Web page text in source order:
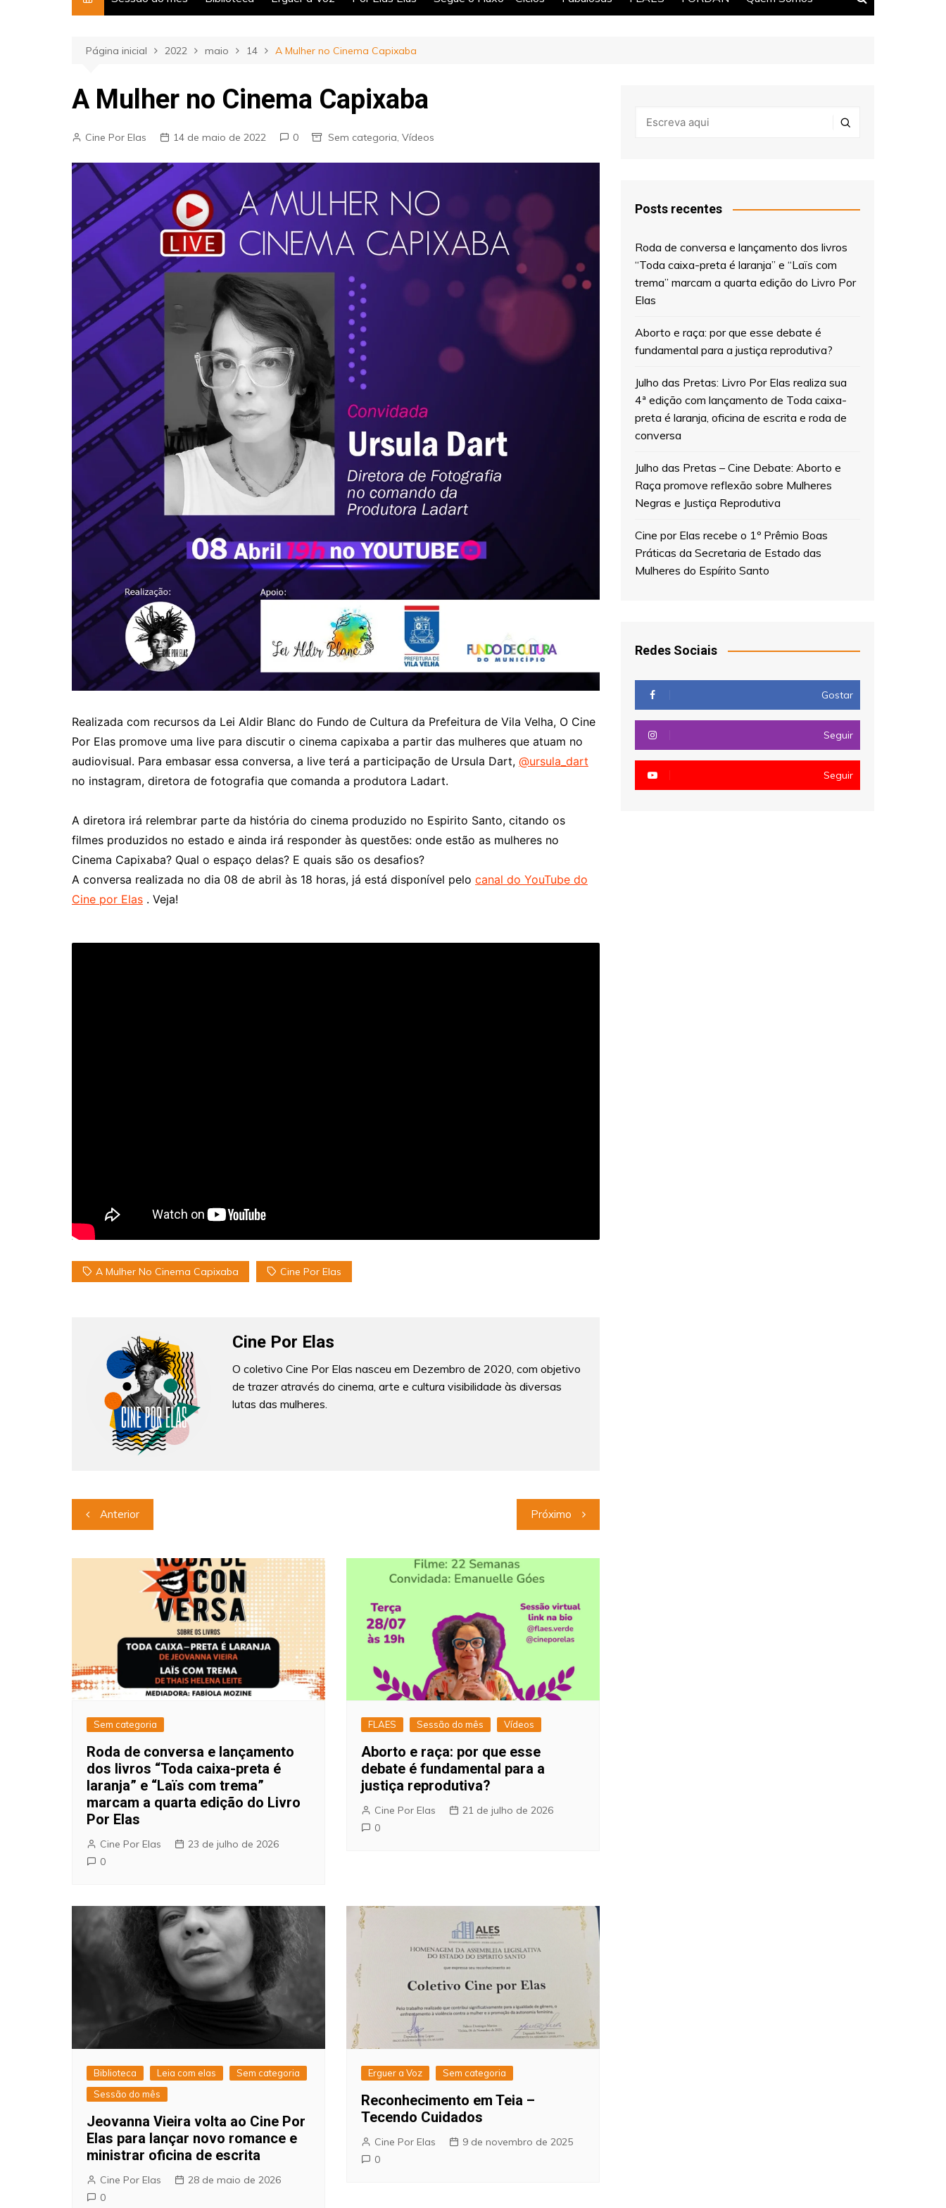
Página inicial 2022 maio 14 A Mulher no Cinema Capixaba
A Mulher no Cinema Capixaba
Cine Por Elas 14 de maio de 2022 0 Sem categoria, Vídeos
Realizada com recursos da Lei Aldir Blanc do Fundo de Cultura da Prefeitura de Vila Velha, O Cine
Por Elas promove uma live para discutir o cinema capixaba a partir das mulheres que atuam no
audiovisual. Para embasar essa conversa, a live terá a participação de Ursula Dart, @ursula_dart
no instagram, diretora de fotografia que comanda a produtora Ladart.
A diretora irá relembrar parte da história do cinema produzido no Espirito Santo, citando os
filmes produzidos no estado e ainda irá responder às questões: onde estão as mulheres no
Cinema Capixaba? Qual o espaço delas? E quais são os desafios?
A conversa realizada no dia 08 de abril às 18 horas, já está disponível pelo canal do YouTube do
Cine por Elas . Veja!
A Mulher No Cinema Capixaba Cine Por Elas
Cine Por Elas
O coletivo Cine Por Elas nasceu em Dezembro de 2020, com objetivo
de trazer através do cinema, arte e cultura visibilidade às diversas
lutas das mulheres.
Navegação
de
Post
Anterior Próximo
Sem categoria
Roda de conversa e lançamento
dos livros “Toda caixa-preta é
laranja” e “Laïs com trema”
marcam a quarta edição do Livro
Por Elas
Cine Por Elas
23 de julho de 2026
0
FLAES Sessão do mês Vídeos
Aborto e raça: por que esse
debate é fundamental para a
justiça reprodutiva?
Cine Por Elas
21 de julho de 2026
0
Biblioteca Leia com elas
Sem categoria
Sessão do mês
Jeovanna Vieira volta ao Cine Por
Elas para lançar novo romance e
ministrar oficina de escrita
Cine Por Elas
28 de maio de 2026
0
Erguer a Voz Sem categoria
Reconhecimento em Teia –
Tecendo Cuidados
Cine Por Elas
9 de novembro de 2025
0
Posts recentes
Roda de conversa e lançamento dos livros
“Toda caixa-preta é laranja” e “Laïs com
trema” marcam a quarta edição do Livro Por
Elas
Aborto e raça: por que esse debate é
fundamental para a justiça reprodutiva?
Julho das Pretas: Livro Por Elas realiza sua
4ª edição com lançamento de Toda caixa-
preta é laranja, oficina de escrita e roda de
conversa
Julho das Pretas – Cine Debate: Aborto e
Raça promove reflexão sobre Mulheres
Negras e Justiça Reprodutiva
Cine por Elas recebe o 1º Prêmio Boas
Práticas da Secretaria de Estado das
Mulheres do Espírito Santo
Redes Sociais
Gostar
Seguir
Seguir